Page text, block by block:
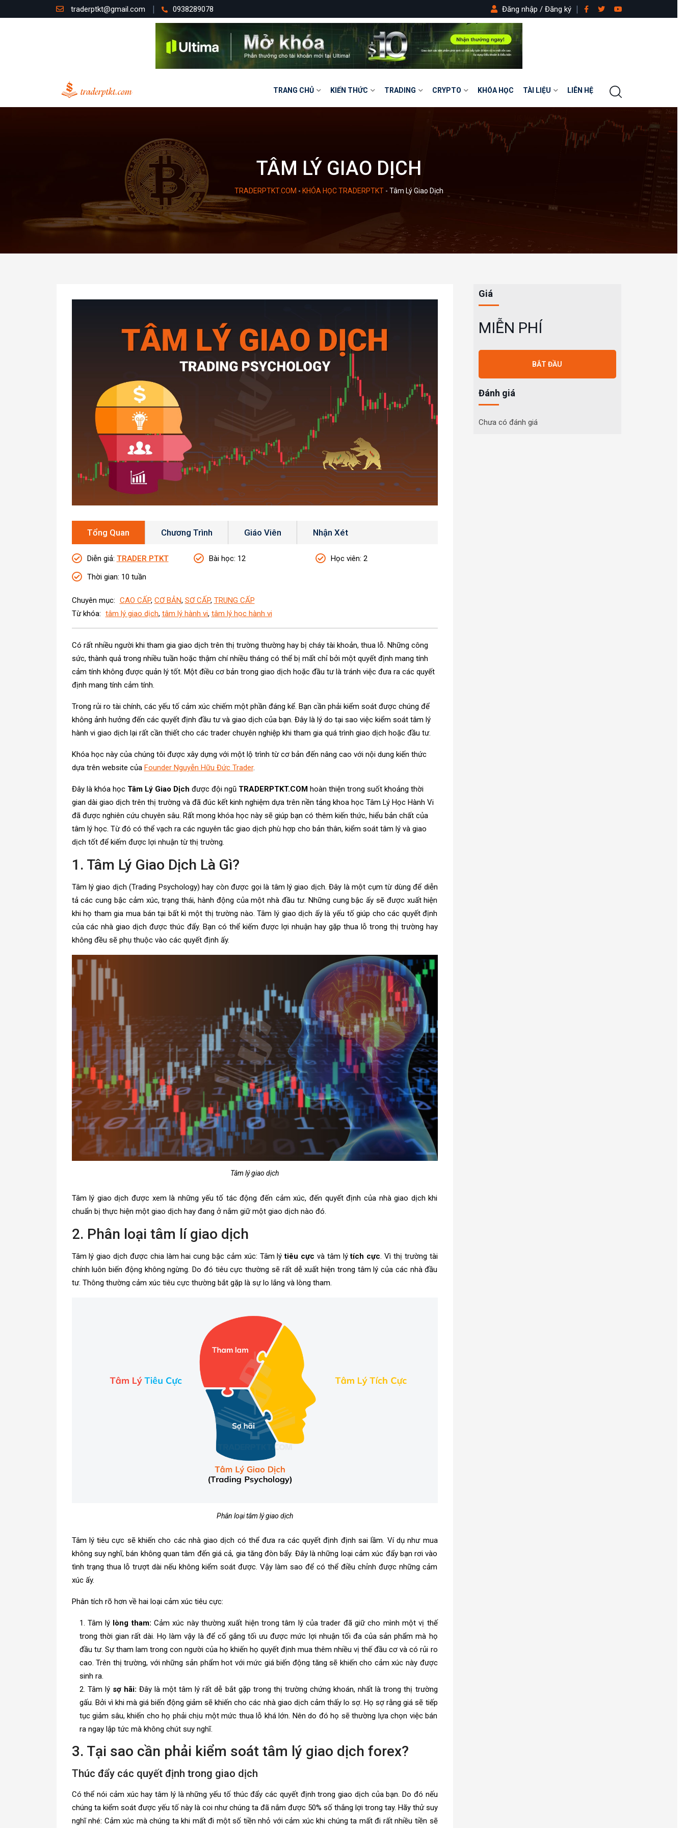
traderptkt@gmail.com 0938289078 Đăng nhập / Đăng ký
TRANG CHỦ KIẾN THỨC TRADING CRYPTO KHÓA HỌC TÀI LIỆU LIÊN HỆ
TÂM LÝ GIAO DỊCH
TRADERPTKT.COM - KHÓA HỌC TRADERPTKT- Tâm Lý Giao Dịch
Tổng Quan Chương Trình Giáo Viên Nhận Xét
Diễn giả: TRADER PTKT Bài học: 12 Học viên: 2
Thời gian: 10 tuần
Chuyên mục: CAO CẤP, CƠ BẢN, SƠ CẤP, TRUNG CẤP
Từ khóa: tâm lý giao dịch, tâm lý hành vi, tâm lý học hành vi
Có rất nhiều người khi tham gia giao dịch trên thị trường thường hay bị cháy tài khoản, thua lỗ. Những công
sức, thành quả trong nhiều tuần hoặc thậm chí nhiều tháng có thể bị mất chỉ bởi một quyết định mang tính
cảm tính không được quản lý tốt. Một điều cơ bản trong giao dịch hoặc đầu tư là tránh việc đưa ra các quyết
định mang tính cảm tính.
Trong rủi ro tài chính, các yếu tố cảm xúc chiếm một phần đáng kể. Bạn cần phải kiểm soát được chúng để
không ảnh hưởng đến các quyết định đầu tư và giao dịch của bạn. Đây là lý do tại sao việc kiểm soát tâm lý
hành vi giao dịch lại rất cần thiết cho các trader chuyên nghiệp khi tham gia quá trình giao dịch hoặc đầu tư.
Khóa học này của chúng tôi được xây dựng với một lộ trình từ cơ bản đến nâng cao với nội dung kiến thức
dựa trên website của Founder Nguyễn Hữu Đức Trader.
Đây là khóa học Tâm Lý Giao Dịch được đội ngũ TRADERPTKT.COMhoàn thiện trong suốt khoảng thời
gian dài giao dịch trên thị trường và đã đúc kết kinh nghiệm dựa trên nền tảng khoa học Tâm Lý Học Hành Vi
đã được nghiên cứu chuyên sâu. Rất mong khóa học này sẽ giúp bạn có thêm kiến thức, hiểu bản chất của
tâm lý học. Từ đó có thể vạch ra các nguyên tắc giao dịch phù hợp cho bản thân, kiểm soát tâm lý và giao
dịch tốt để kiếm được lợi nhuận từ thị trường.
1. Tâm Lý Giao Dịch Là Gì?
Tâm lý giao dịch (Trading Psychology) hay còn được gọi là tâm lý giao dịch. Đây là một cụm từ dùng để diễn
tả các cung bậc cảm xúc, trạng thái, hành động của một nhà đầu tư. Những cung bậc ấy sẽ được xuất hiện
khi họ tham gia mua bán tại bất kì một thị trường nào. Tâm lý giao dịch ấy là yếu tố giúp cho các quyết định
của các nhà giao dịch được thúc đẩy. Bạn có thể kiếm được lợi nhuận hay gặp thua lỗ trong thị trường hay
không đều sẽ phụ thuộc vào các quyết định ấy.
Tâm lý giao dịch
Tâm lý giao dịch được xem là những yếu tố tác động đến cảm xúc, đến quyết định của nhà giao dịch khi
chuẩn bị thực hiện một giao dịch hay đang ở nắm giữ một giao dịch nào đó.
2. Phân loại tâm lí giao dịch
Tâm lý giao dịch được chia làm hai cung bậc cảm xúc: Tâm lýtiêu cực và tâm lýtích cực . Vì thị trường tài
chính luôn biến động không ngừng. Do đó tiêu cực thường sẽ rất dễ xuất hiện trong tâm lý của các nhà đầu
tư. Thông thường cảm xúc tiêu cực thường bắt gặp là sự lo lắng và lòng tham.
Phân loại tâm lý giao dịch
Tâm lý tiêu cực sẽ khiến cho các nhà giao dịch có thể đưa ra các quyết định định sai lầm. Ví dụ như mua
không suy nghĩ, bán không quan tâm đến giá cả, gia tăng đòn bẩy. Đây là những loại cảm xúc đẩy bạn rơi vào
tình trạng thua lỗ trượt dài nếu không kiểm soát được. Vậy làm sao để có thể điều chỉnh được những cảm
xúc ấy.
Phân tích rõ hơn về hai loại cảm xúc tiêu cực:
Tâm lý lòng tham: Cảm xúc này thường xuất hiện trong tâm lý của trader đã giữ cho mình một vị thế
trong thời gian rất dài. Họ làm vậy là để cố gắng tối ưu được mức lợi nhuận tối đa của sản phẩm mà họ
đầu tư. Sự tham lam trong con người của họ khiến họ quyết định mua thêm nhiều vị thế đầu cơ và có rủi ro
cao. Trên thị trường, với những sản phẩm hot với mức giá biến động tăng sẽ khiến cho cảm xúc này được
sinh ra.
Tâm lý sợ hãi: Đây là một tâm lý rất dễ bắt gặp trong thị trường chứng khoán, nhất là trong thị trường
gấu. Bởi vì khi mà giá biến động giảm sẽ khiến cho các nhà giao dịch cảm thấy lo sợ. Họ sợ rằng giá sẽ tiếp
tục giảm sâu, khiến cho họ phải chịu một mức thua lỗ khá lớn. Nên do đó họ sẽ thường lựa chọn việc bán
ra ngay lập tức mà không chút suy nghĩ.
3. Tại sao cần phải kiểm soát tâm lý giao dịch forex?
Thúc đẩy các quyết định trong giao dịch
Có thể nói cảm xúc hay tâm lý là những yếu tố thúc đẩy các quyết định trong giao dịch của bạn. Do đó nếu
chúng ta kiểm soát được yếu tố này là coi như chúng ta đã nắm được 50% số thắng lợi trong tay. Hãy thử suy
nghĩ nhé: Cảm xúc mà chúng ta khi mất đi một số tiền nhỏ với cảm xúc khi chúng ta mất đi rất nhiều tiền sẽ
Giá
MIỄN PHÍ
BẮT ĐẦU
Đánh giá
Chưa có đánh giá